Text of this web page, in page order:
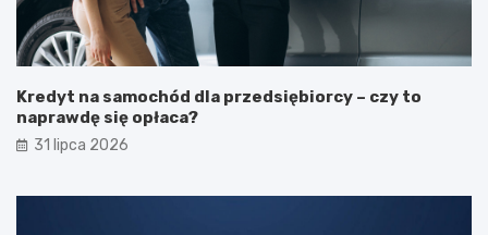
Kredyt na samochód dla przedsiębiorcy – czy to
naprawdę się opłaca?
31 lipca 2026